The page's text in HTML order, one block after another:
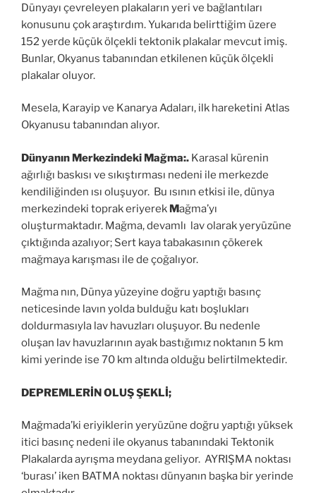
Dünyayı çevreleyen plakaların yeri ve bağlantıları
konusunu çok araştırdım. Yukarıda belirttiğim üzere
152 yerde küçük ölçekli tektonik plakalar mevcut imiş.
Bunlar, Okyanus tabanından etkilenen küçük ölçekli
plakalar oluyor.
Mesela, Karayip ve Kanarya Adaları, ilk hareketini Atlas
Okyanusu tabanından alıyor.
Dünyanın Merkezindeki Mağma:. Karasal kürenin
ağırlığı baskısı ve sıkıştırması nedeni ile merkezde
kendiliğinden ısı oluşuyor. Bu ısının etkisi ile, dünya
merkezindeki toprak eriyerek Mağma’yı
oluşturmaktadır. Mağma, devamlı lav olarak yeryüzüne
çıktığında azalıyor; Sert kaya tabakasının çökerek
mağmaya karışması ile de çoğalıyor.
Mağma nın, Dünya yüzeyine doğru yaptığı basınç
neticesinde lavın yolda bulduğu katı boşlukları
doldurmasıyla lav havuzları oluşuyor. Bu nedenle
oluşan lav havuzlarının ayak bastığımız noktanın 5 km
kimi yerinde ise 70 km altında olduğu belirtilmektedir.
DEPREMLERİN OLUŞ ŞEKLİ;
Mağmada’ki eriyiklerin yeryüzüne doğru yaptığı yüksek
itici basınç nedeni ile okyanus tabanındaki Tektonik
Plakalarda ayrışma meydana geliyor. AYRIŞMA noktası
‘burası’ iken BATMA noktası dünyanın başka bir yerinde